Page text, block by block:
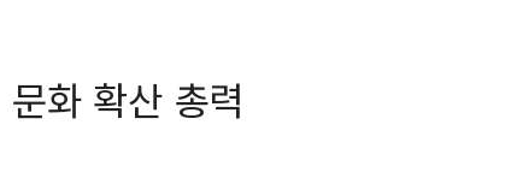
화 확산 총력